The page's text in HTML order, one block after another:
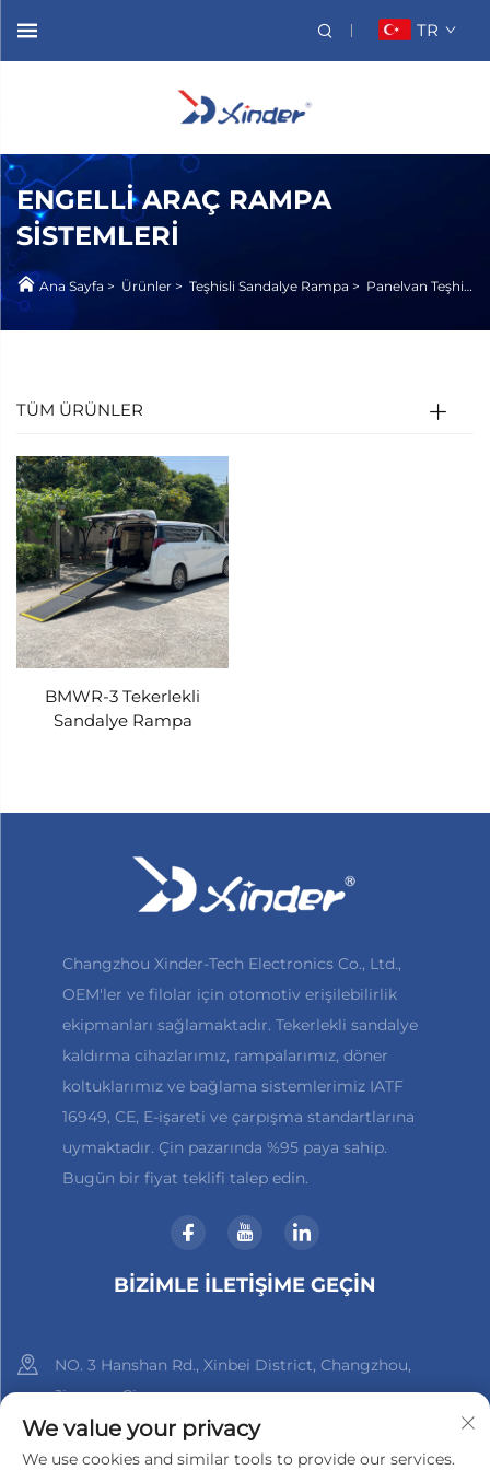
TR
ENGELLI ARAÇ RAMPA
SISTEMLERI
Ana Sayfa > Ürünler > Teşhisli Sandalye Rampa > Panelvan Teşhisli Sandalye Rampa
TÜM ÜRÜNLER
BMWR-3 Tekerlekli
Sandalye Rampa
Changzhou Xinder-Tech Electronics Co., Ltd.,
OEM'ler ve filolar için otomotiv erişilebilirlik
ekipmanları sağlamaktadır. Tekerlekli sandalye
kaldırma cihazlarımız, rampalarımız, döner
koltuklarımız ve bağlama sistemlerimiz IATF
16949, CE, E-işareti ve çarpışma standartlarına
uymaktadır. Çin pazarında %95 paya sahip.
Bugün bir fiyat teklifi talep edin.
BİZİMLE İLETİŞİME GEÇİN
NO. 3 Hanshan Rd., Xinbei District, Changzhou,
Jiangsu, Çin
+86-18961288218
We value your privacy
We use cookies and similar tools to provide our services.